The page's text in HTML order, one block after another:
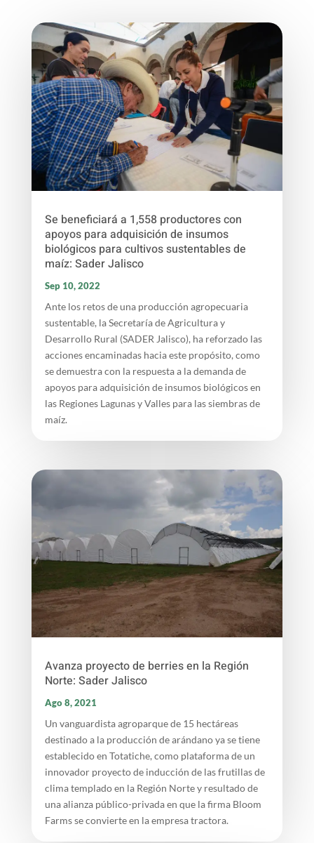
Se beneficiará a 1,558 productores con
apoyos para adquisición de insumos
biológicos para cultivos sustentables de
maíz: Sader Jalisco
Sep 10, 2022
Ante los retos de una producción agropecuaria
sustentable, la Secretaría de Agricultura y
Desarrollo Rural (SADER Jalisco), ha reforzado las
acciones encaminadas hacia este propósito, como
se demuestra con la respuesta a la demanda de
apoyos para adquisición de insumos biológicos en
las Regiones Lagunas y Valles para las siembras de
maíz.
Avanza proyecto de berries en la Región
Norte: Sader Jalisco
Ago 8, 2021
Un vanguardista agroparque de 15 hectáreas
destinado a la producción de arándano ya se tiene
establecido en Totatiche, como plataforma de un
innovador proyecto de inducción de las frutillas de
clima templado en la Región Norte y resultado de
una alianza público-privada en que la firma Bloom
Farms se convierte en la empresa tractora.